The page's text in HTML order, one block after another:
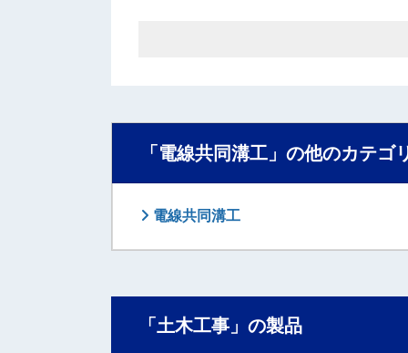
「電線共同溝工」の他のカテゴ
電線共同溝工
「土木工事」の製品